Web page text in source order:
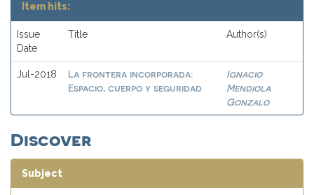
Item hits:
Issue
Date
Title Author(s)
Jul-2018
La frontera incorporada:
Espacio, cuerpo y seguridad
Ignacio
Mendiola
Gonzalo
Discover
Subject